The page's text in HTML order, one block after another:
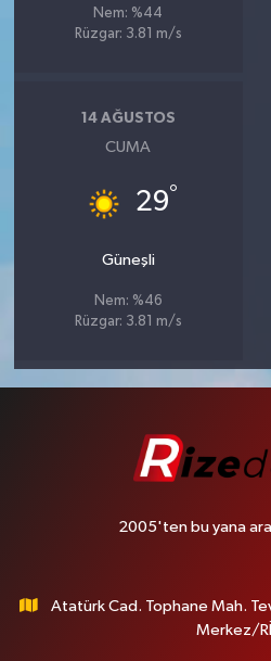
Nem: %44
Rüzgar: 3.81 m/s
14 AĞUSTOS
CUMA
29°
Güneşli
Nem: %46
Rüzgar: 3.81 m/s
2005'ten bu yana
Atatürk Cad. Tophane Mah.
Merkez/